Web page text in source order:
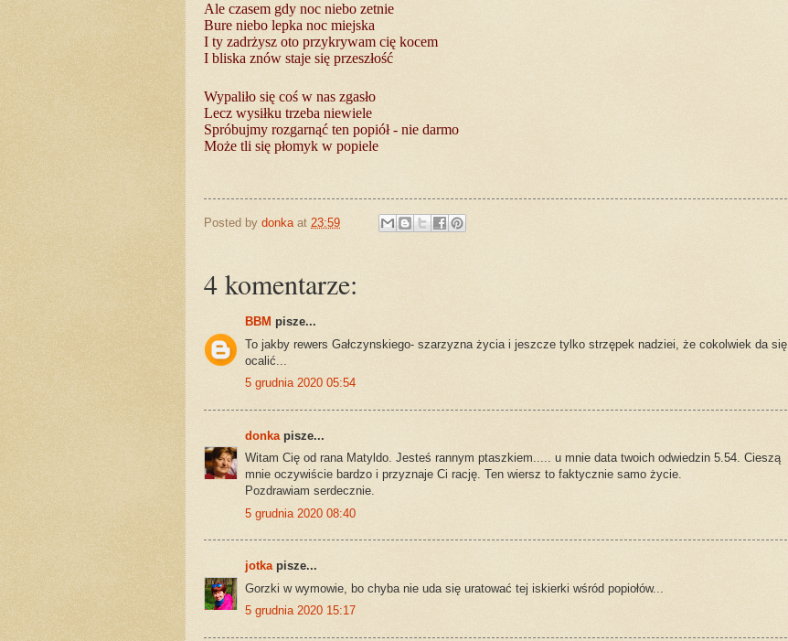
Ale czasem gdy noc niebo zetnie
Bure niebo lepka noc miejska
I ty zadrżysz oto przykrywam cię kocem
I bliska znów staje się przeszłość
Wypaliło się coś w nas zgasło
Lecz wysiłku trzeba niewiele
Spróbujmy rozgarnąć ten popiół - nie darmo
Może tli się płomyk w popiele
Posted by donka at 23:59
4 komentarze:
BBM pisze...
To jakby rewers Gałczynskiego- szarzyzna życia i jeszcze tylko strzępek nadziei, że cokolwiek da się
ocalić...
5 grudnia 2020 05:54
donka pisze...
Witam Cię od rana Matyldo. Jesteś rannym ptaszkiem..... u mnie data twoich odwiedzin 5.54. Cieszą
mnie oczywiście bardzo i przyznaje Ci rację. Ten wiersz to faktycznie samo życie.
Pozdrawiam serdecznie.
5 grudnia 2020 08:40
jotkapisze...
Gorzki w wymowie, bo chyba nie uda się uratować tej iskierki wśród popiołów...
5 grudnia 2020 15:17